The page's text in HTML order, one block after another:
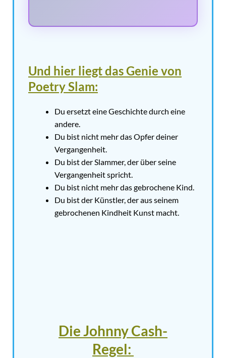
Und hier liegt das Genie von
Poetry Slam:
Du ersetzt eine Geschichte durch eine
andere.
Du bist nicht mehr das Opfer deiner
Vergangenheit.
Du bist der Slammer, der über seine
Vergangenheit spricht.
Du bist nicht mehr das gebrochene Kind.
Du bist der Künstler, der aus seinem
gebrochenen Kindheit Kunst macht.
Die Johnny Cash-
Regel: